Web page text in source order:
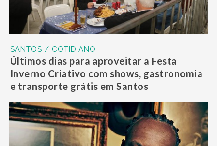
SANTOS / COTIDIANO
Últimos dias para aproveitar a Festa
Inverno Criativo com shows, gastronomia
e transporte grátis em Santos